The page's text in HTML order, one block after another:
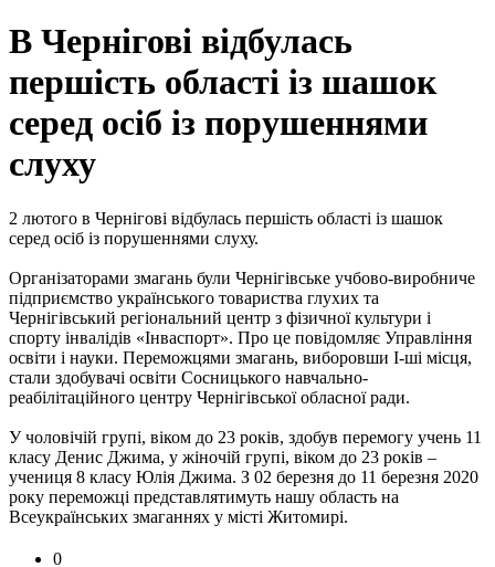
В Чернігові відбулась
першість області із шашок
серед осіб із порушеннями
слуху
2 лютого в Чернігові відбулась першість області із шашок
серед осіб із порушеннями слуху.
Організаторами змагань були Чернігівське учбово-виробниче
підприємство українського товариства глухих та
Чернігівський регіональний центр з фізичної культури і
спорту інвалідів «Інваспорт». Про це повідомляє Управління
освіти і науки. Переможцями змагань, виборовши I-ші місця,
стали здобувачі освіти Сосницького навчально-
реабілітаційного центру Чернігівської обласної ради.
У чоловічій групі, віком до 23 років, здобув перемогу учень 11
класу Денис Джима, у жіночій групі, віком до 23 років –
учениця 8 класу Юлія Джима. З 02 березня до 11 березня 2020
року переможці представлятимуть нашу область на
Всеукраїнських змаганнях у місті Житомирі.
0